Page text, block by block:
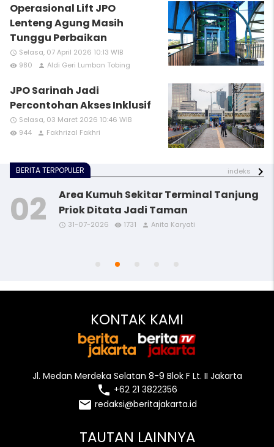
Operasional Lift JPO
Lenteng Agung Masih
Tunggu Perbaikan
access_time Selasa, 07 April 2026 10:13 WIB
remove_red_eye 980 person Aldi Geri Lumban Tobing
JPO Sarinah Jadi
Percontohan Akses Inklusif
access_time Selasa, 03 Maret 2026 10:46 WIB
remove_red_eye 944 person Fakhrizal Fakhri
BERITA TERPOPULER indeks
access_time remove_red_eye person
Area Kumuh Sekitar Terminal Tanjung
Priok Ditata Jadi Taman
access_time 31-07-2026 remove_red_eye 1731 person Anita Karyati
access_time remove_red_eye person
access_time remove_red_eye person
KONTAK KAMI
Jl. Medan Merdeka Selatan 8-9 Blok F Lt. II Jakarta
local_phone +62 21 3822356
email redaksi@beritajakarta.id
TAUTAN LAINNYA